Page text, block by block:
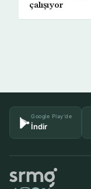
çalışıyor
Google Play'de
İndir